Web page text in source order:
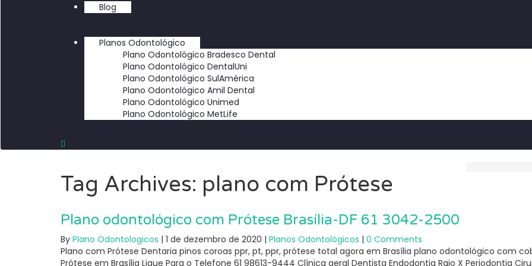
Blog
Planos Odontológico
Plano Odontológico Bradesco Dental
Plano Odontológico DentalUni
Plano Odontológico SulAmérica
Plano Odontológico Amil Dental
Plano Odontológico Unimed
Plano Odontológico MetLife
Tag Archives: plano com Prótese
Plano odontológico com Prótese Brasília-DF 61 3042-2500
By Plano Odontologicos | 1 de dezembro de 2020 | Planos Odontológicos | 0 Comments
Plano com Prótese Dentaria pinos coroas ppr, pt, ppr, prótese total agora em Brasília plano odontológico com
Prótese em Brasília Ligue Para o Telefone 61 98613-9444 Clínica geral Dentista Endodontia Raio X Periodontia